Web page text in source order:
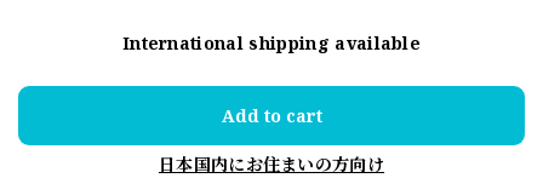
International shipping available
Add to cart
日本国内にお住まいの方向け